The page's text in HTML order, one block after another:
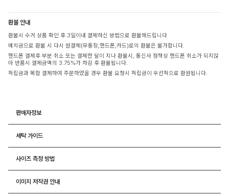
환불 안내
환불시 수거 상품 확인 후 3일이내 결제하신 방법으로 환불해드립니다
예치금으로 환불 시 다시 원결제(무통장,핸드폰,카드)로의 환불은 불가합니다.
핸드폰 결제후 부분 취소 또는 결제한 달이 지나 환불시, 통신사 정책상 핸드폰 취소가 되지않
아 반품시 결제금액의 3.75%가 차감 후 환불됩니다.
적립금과 복합 결제하여 주문하였을 경우 환불 요청시 적립금이 우선적으로 환원됩니다.
판매자정보
세탁 가이드
사이즈 측정 방법
이미지 저작권 안내